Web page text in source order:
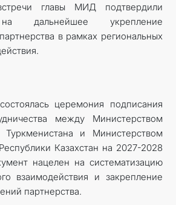
главы МИД подтвердили
на дальнейшее укрепление
в рамках региональных
церемония подписания
между Министерством
Туркменистана и Министерством
Казахстан на 2027-2028
нацелен на систематизацию
взаимодействия и закрепление
партнерства.